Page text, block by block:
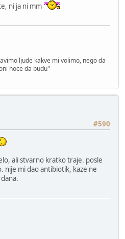
ni ja ni mm
ljude kakve mi volimo, nego da
hoce da budu"
#590
ali stvarno kratko traje. posle
nije mi dao antibiotik, kaze ne